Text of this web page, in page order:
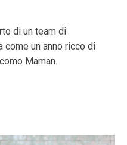
di un team di
un anno ricco di
Maman.